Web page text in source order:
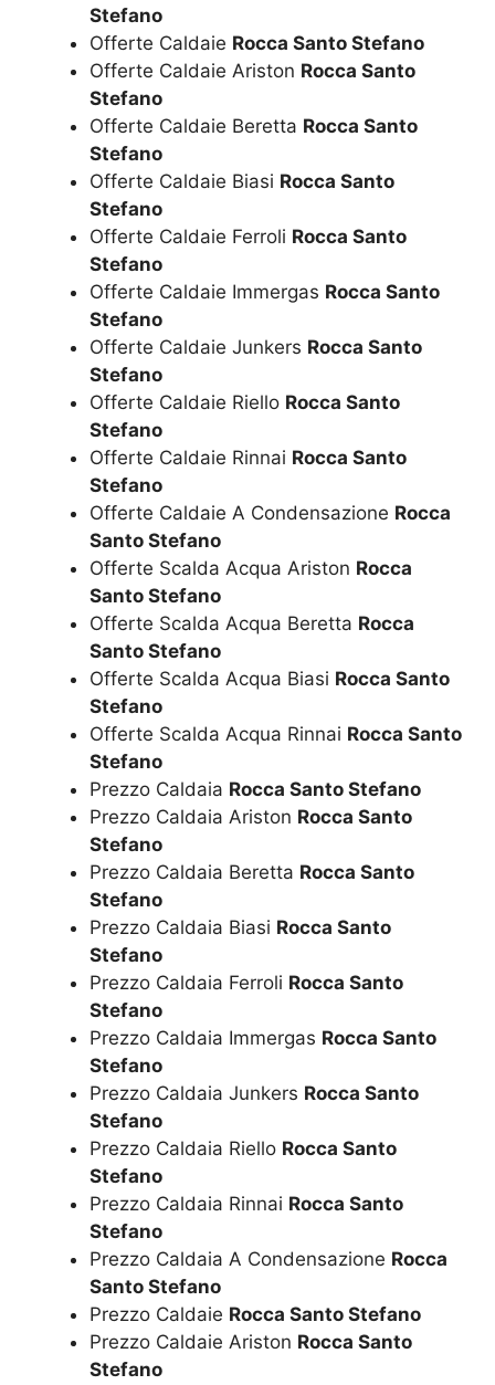
Stefano
Offerte Caldaie Rocca Santo Stefano
Offerte Caldaie Ariston Rocca Santo
Stefano
Offerte Caldaie Beretta Rocca Santo
Stefano
Offerte Caldaie Biasi Rocca Santo
Stefano
Offerte Caldaie Ferroli Rocca Santo
Stefano
Offerte Caldaie Immergas Rocca Santo
Stefano
Offerte Caldaie Junkers Rocca Santo
Stefano
Offerte Caldaie Riello Rocca Santo
Stefano
Offerte Caldaie Rinnai Rocca Santo
Stefano
Offerte Caldaie A Condensazione Rocca
Santo Stefano
Offerte Scalda Acqua Ariston Rocca
Santo Stefano
Offerte Scalda Acqua Beretta Rocca
Santo Stefano
Offerte Scalda Acqua Biasi Rocca Santo
Stefano
Offerte Scalda Acqua Rinnai Rocca Santo
Stefano
Prezzo Caldaia Rocca Santo Stefano
Prezzo Caldaia Ariston Rocca Santo
Stefano
Prezzo Caldaia Beretta Rocca Santo
Stefano
Prezzo Caldaia Biasi Rocca Santo
Stefano
Prezzo Caldaia Ferroli Rocca Santo
Stefano
Prezzo Caldaia Immergas Rocca Santo
Stefano
Prezzo Caldaia Junkers Rocca Santo
Stefano
Prezzo Caldaia Riello Rocca Santo
Stefano
Prezzo Caldaia Rinnai Rocca Santo
Stefano
Prezzo Caldaia A Condensazione Rocca
Santo Stefano
Prezzo Caldaie Rocca Santo Stefano
Prezzo Caldaie Ariston Rocca Santo
Stefano